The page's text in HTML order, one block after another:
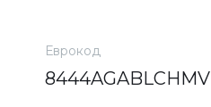
Еврокод
8444AGABLCHMV